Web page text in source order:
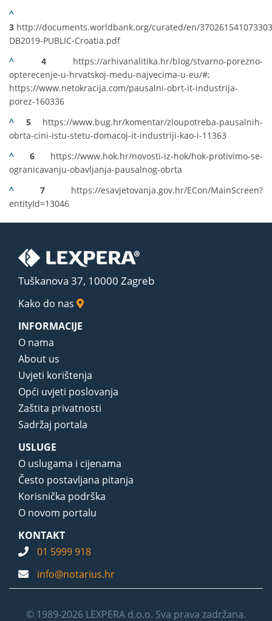
^
3 http://documents.worldbank.org/curated/en/
DB2019-PUBLIC-Croatia.pdf
^ 4https://arhivanalitika.hr/blog/stvarno-porezno-
opterecenje-u-hrvatskoj-medu-najvecima-u-eu/#;
https://www.netokracija.com/pausalni-obrt-it-industrija-
porez-160336
^ 5https://www.bug.hr/komentar/zloupotreba-pausalnih-
obrta-cini-istu-stetu-domacoj-it-industriji-kao-i-11363
^ 6 https://www.hok.hr/novosti-iz-hok/hok-protivimo-se-
ogranicavanju-obavljanja-pausalnog-obrta
^ 7 https://esavjetovanja.gov.hr/ECon/MainScreen?
entityId=13046
Tuškanova 37, 10000 Zagreb
Kako do nas
INFORMACIJE
O nama
About us
Uvjeti korištenja
Opći uvjeti poslovanja
Zaštita privatnosti
Sadržaj portala
USLUGE
O uslugama i cijenama
Često postavljana pitanja
Korisnička podrška
O novom portalu
KONTAKT
01 5999 918
info@notarius.hr
© 1989-2026 LEXPERA d.o.o. Sva prava zadržana.